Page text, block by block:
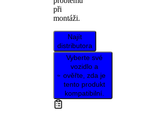
při
montáži.
Najít
distributora
Vyberte své
vozidlo a
ověřte, zda je
tento produkt
kompatibilní.